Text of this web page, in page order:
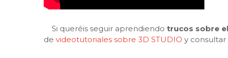
Si queréis seguir aprendiendo trucos sobre
de videotutoriales sobre 3D STUDIO y consultar